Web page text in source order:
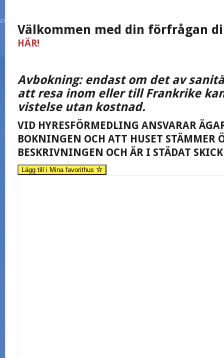
Välkommen med din förfrågan
HÄR!
Avbokning: endast om det av
att resa inom eller till Frankrike
vistelse utan kostnad.
VID HYRESFÖRMEDLING ANSVARAR
BOKNINGEN OCH ATT HUSET STÄMMER
BESKRIVNINGEN OCH ÄR I STÄDAT
Lägg till i Mina favorithus